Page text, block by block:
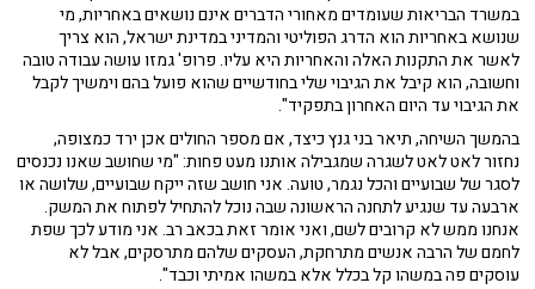
במשרד הבריאות שעומדים מאחורי הדברים אינם נושאים באחריות, מי
שנושא באחריות הוא הדרג הפוליטי והמדיני במדינת ישראל, הוא צריך
לאשר את התקנות האלה והאחריות היא עליו. פרופ' גמזו עושה עבודה טובה
וחשובה, הוא קיבל את הגיבוי שלי בחודשיים שהוא פועל בהם וימשיך לקבל
את הגיבוי עד היום האחרון בתפקיד".
בהמשך השיחה, תיאר בני גנץ כיצד, אם מספר החולים אכן ירד כמצופה,
נחזור לאט לאט לשגרה שמגבילה אותנו מעט פחות: "מי שחושב שאנו נכנסים
לסגר של שבועיים והכל נגמר, טועה. אני חושב שזה ייקח שבועיים, שלושה או
ארבעה עד שנגיע לתחנה הראשונה שבה נוכל להתחיל לפתוח את המשק.
אנחנו ממש לא קרובים לשם, ואני אומר זאת בכאב רב. אני מודע לכך שפת
לחמם של הרבה אנשים מתרחקת, העסקים שלהם מתרסקים, אבל לא
עוסקים פה במשהו קל בכלל אלא במשהו אמיתי וכבד".